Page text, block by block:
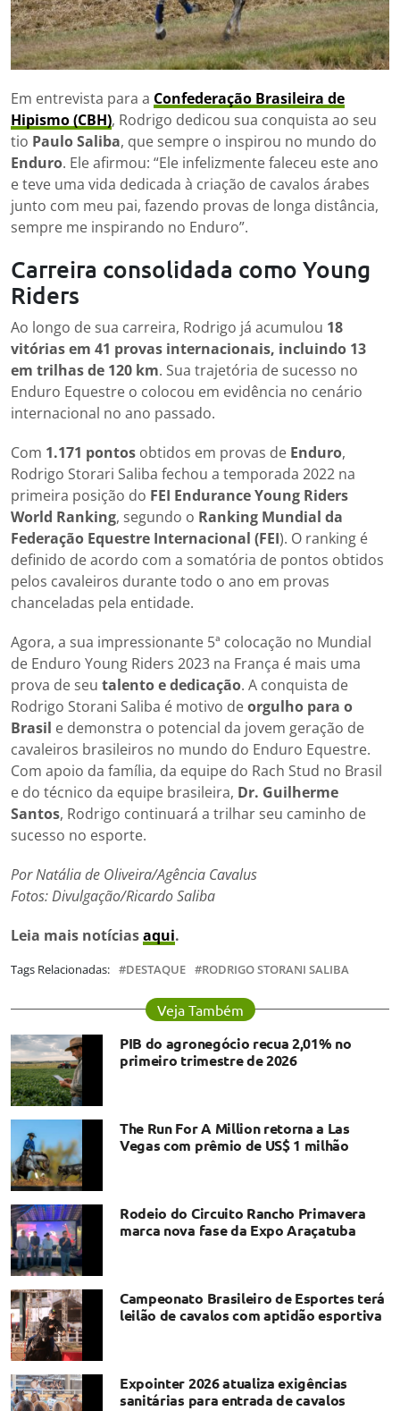
Em entrevista para a Confederação Brasileira de
Hipismo (CBH), Rodrigo dedicou sua conquista ao seu
tio Paulo Saliba, que sempre o inspirou no mundo do
Enduro. Ele afirmou: “Ele infelizmente faleceu este ano
e teve uma vida dedicada à criação de cavalos árabes
junto com meu pai, fazendo provas de longa distância,
sempre me inspirando no Enduro”.
Carreira consolidada como Young
Riders
Ao longo de sua carreira, Rodrigo já acumulou 18
vitórias em 41 provas internacionais, incluindo 13
em trilhas de 120 km. Sua trajetória de sucesso no
Enduro Equestre o colocou em evidência no cenário
internacional no ano passado.
Com 1.171 pontos obtidos em provas de Enduro,
Rodrigo Storari Saliba fechou a temporada 2022 na
primeira posição do FEI Endurance Young Riders
World Ranking, segundo o Ranking Mundial da
Federação Equestre Internacional (FEI). O ranking é
definido de acordo com a somatória de pontos obtidos
pelos cavaleiros durante todo o ano em provas
chanceladas pela entidade.
Agora, a sua impressionante 5ª colocação no Mundial
de Enduro Young Riders 2023 na França é mais uma
prova de seu talento e dedicação. A conquista de
Rodrigo Storani Saliba é motivo deorgulho para o
Brasil e demonstra o potencial da jovem geração de
cavaleiros brasileiros no mundo do Enduro Equestre.
Com apoio da família, da equipe do Rach Stud no Brasil
e do técnico da equipe brasileira, Dr. Guilherme
Santos, Rodrigo continuará a trilhar seu caminho de
sucesso no esporte.
Por Natália de Oliveira/Agência Cavalus
Fotos: Divulgação/Ricardo Saliba
Leia mais notíciasaqui.
Tags Relacionadas: DESTAQUE RODRIGO STORANI SALIBA
Veja Também
PIB do agronegócio recua 2,01% no
primeiro trimestre de 2026
The Run For A Million retorna a Las
Vegas com prêmio de US$ 1 milhão
Rodeio do Circuito Rancho Primavera
marca nova fase da Expo Araçatuba
Campeonato Brasileiro de Esportes terá
leilão de cavalos com aptidão esportiva
Expointer 2026 atualiza exigências
sanitárias para entrada de cavalos